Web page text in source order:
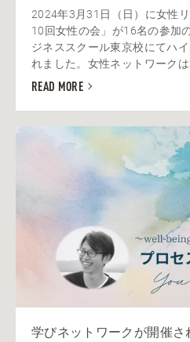
2024年3月31日（日）に女性
10回女性の会」が16名の参加
ジネススクール東京校にてハ
れました。女性ネットワーク
READ MORE
学びネットワークが開催